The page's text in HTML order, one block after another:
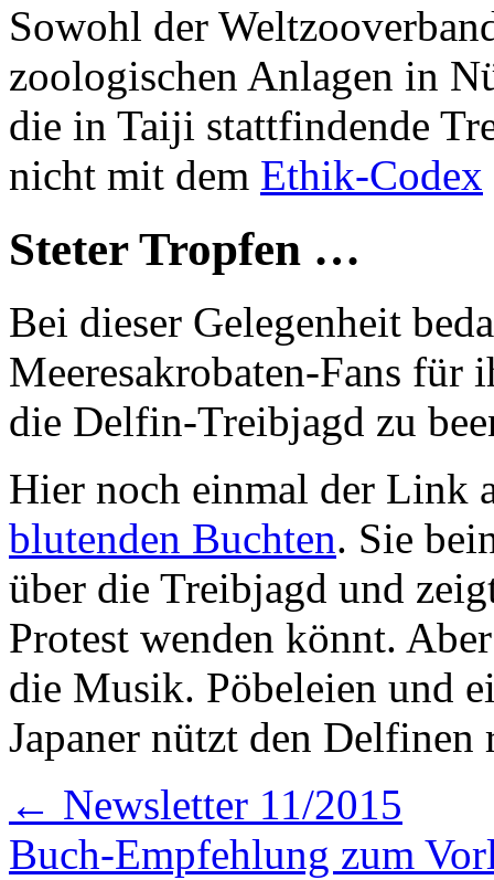
Sowohl der
zoologischen Anlagen in
die in Taiji stattfindende
nicht mit dem Ethik-Codex
Steter Tropfen …
Bei dieser Gelegenheit
Meeresakrobaten-Fans für
die Delfin-Treibjagd zu
Hier noch einmal der Link
blutenden Buchten. Sie
über die Treibjagd und
Protest wenden könnt.
die Musik. Pöbeleien und
Japaner nützt den Delfinen
← Newsletter 11/2015
Buch-Empfehlung zum